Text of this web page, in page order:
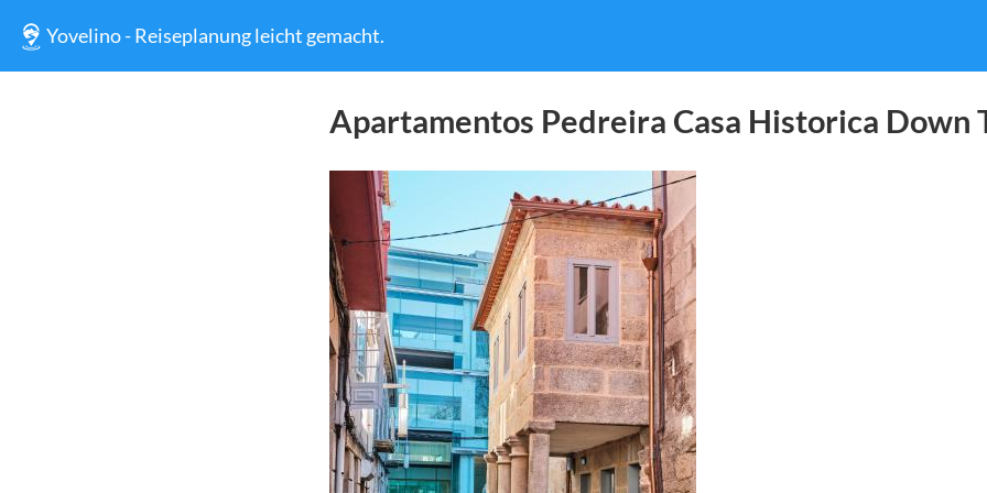
Yovelino - Reiseplanung leicht gemacht.
Apartamentos Pedreira Casa Historica Down